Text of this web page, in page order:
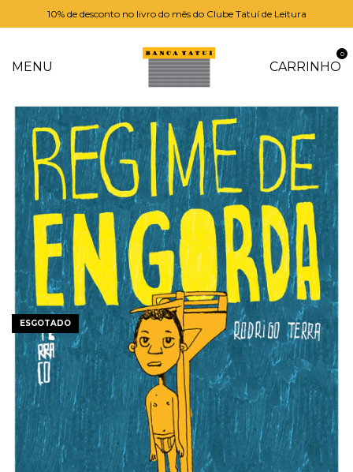
10% de desconto no livro do mês do Clube Tatuí de Leitura
MENU CARRINHO
0
ESGOTADO